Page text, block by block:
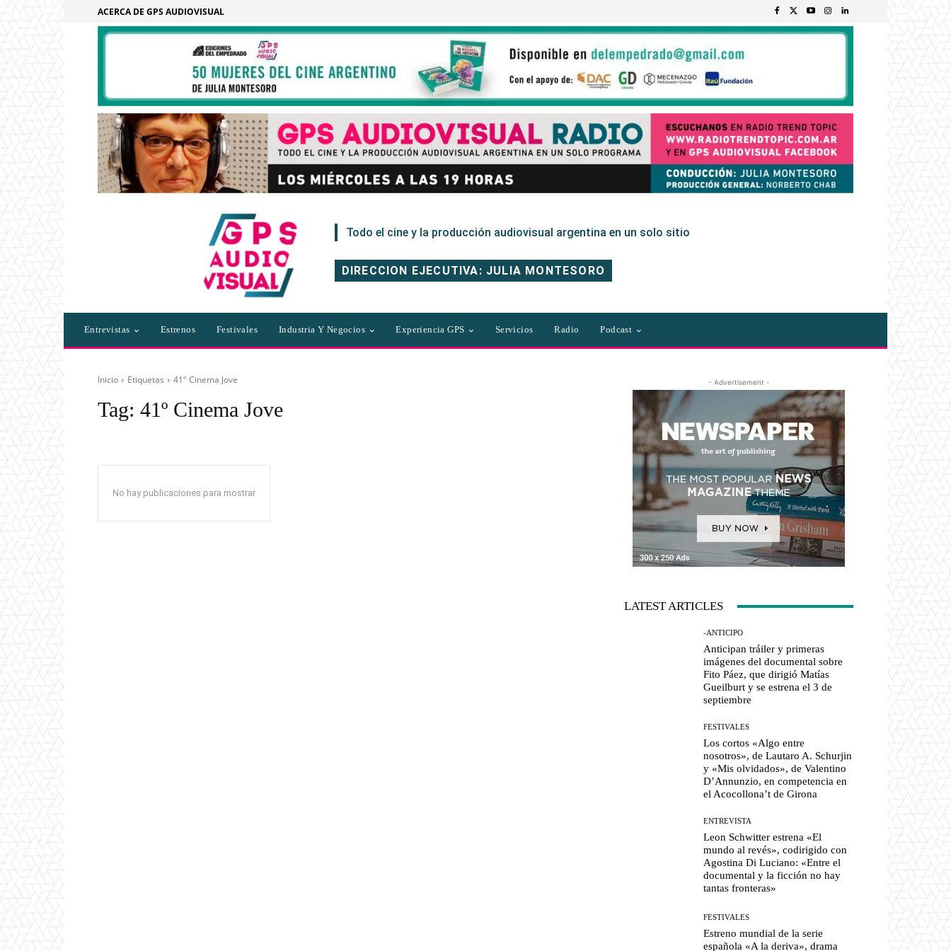
ACERCA DE GPS AUDIOVISUAL
Todo el cine y la producción audiovisual argentina en un solo sitio
DIRECCION EJECUTIVA: JULIA MONTESORO
Entrevistas Estrenos Festivales Industria Y Negocios Experiencia GPS Servicios Radio Podcast
Inicio Etiquetas 41º Cinema Jove
Tag: 41º Cinema Jove
No hay publicaciones para mostrar
- Advertisement -
LATEST ARTICLES
-ANTICIPO
Anticipan tráiler y primeras
imágenes del documental sobre
Fito Páez, que dirigió Matías
Gueilburt y se estrena el 3 de
septiembre
FESTIVALES
Los cortos «Algo entre
nosotros», de Lautaro A. Schurjin
y «Mis olvidados», de Valentino
D’Annunzio, en competencia en
el Acocollona’t de Girona
ENTREVISTA
Leon Schwitter estrena «El
mundo al revés», codirigido con
Agostina Di Luciano: «Entre el
documental y la ficción no hay
tantas fronteras»
FESTIVALES
Estreno mundial de la serie
española «A la deriva», drama